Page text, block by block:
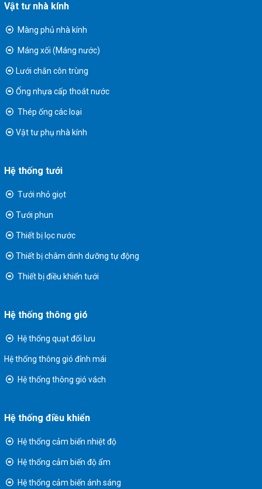
Vật tư nhà kính
Màng phủ nhà kính
Máng xối (Máng nước)
Lưới chắn côn trùng
Ống nhựa cấp thoát nước
Thép ống các loại
Vật tư phụ nhà kính
Hệ thống tưới
Tưới nhỏ giọt
Tưới phun
Thiết bị lọc nước
Thiết bị châm dinh dưỡng tự động
Thiết bị điều khiển tưới
Hệ thống thông gió
Hệ thống quạt đối lưu
Hệ thống thông gió đỉnh mái
Hệ thống thông gió vách
Hệ thống điều khiển
Hệ thống cảm biến nhiệt độ
Hệ thống cảm biến độ ẩm
Hệ thống cảm biến ánh sáng